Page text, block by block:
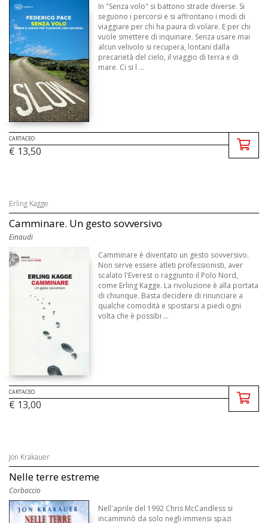
In "Senza volo" si battono strade diverse. Si
seguono i percorsi e si affrontano i modi di
viaggiare per chi ha paura di volare. E per chi
vuole smettere di inquinare. Senza usare mai
alcun velivolo si recupera, lontani dalla
precarietà del cielo, il viaggio di terra e di
mare. Ci si l ...
CARTACEO
€ 13,50
Erling Kagge
Camminare. Un gesto sovversivo
Einaudi
Camminare è diventato un gesto sovversivo.
Non serve essere atleti professionisti, aver
scalato l'Everest o raggiunto il Polo Nord,
come Erling Kagge. La rivoluzione è alla portata
di chiunque. Basta decidere di rinunciare a
qualche comodità e spostarsi a piedi ogni
volta che è possibi ...
CARTACEO
€ 13,00
Jon Krakauer
Nelle terre estreme
Corbaccio
Nell'aprile del 1992 Chris McCandless si
incamminò da solo negli immensi spazi